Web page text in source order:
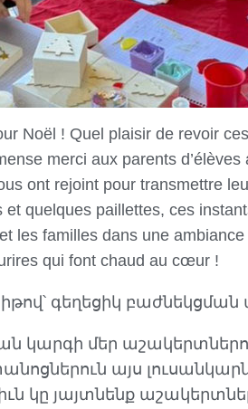
Noël ! Quel plaisir de revoir
merci aux parents d’élèves
ont rejoint pour transmettre
quelques paillettes, ces
les familles dans une
qui font chaud au cœur !
գեղեցիկ բաժնեկցման
կարգի մեր
այս
կը յայտնենք